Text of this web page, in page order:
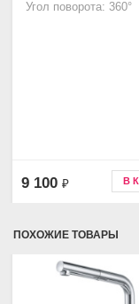
Угол поворота: 360°
9 100 ₽ В
ПОХОЖИЕ ТОВАРЫ